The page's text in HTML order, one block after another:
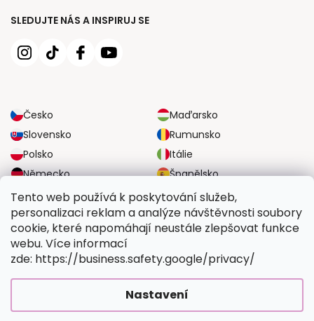
Tento web používá k poskytování služeb,
personalizaci reklam a analýze návštěvnosti soubory
cookie, které napomáhají neustále zlepšovat funkce
webu. Více informací
zde: https://business.safety.google/privacy/
Nastavení
SLEDUJTE NÁS A INSPIRUJ SE
Česko
Maďarsko
Slovensko
Rumunsko
Polsko
Itálie
Německo
Španělsko
Velká Británie
Rakousko
SPOLEHLIVÉ MOŽNOSTI DOPRAVY
BEZPEČNÉ MOŽNOSTI PLATBY